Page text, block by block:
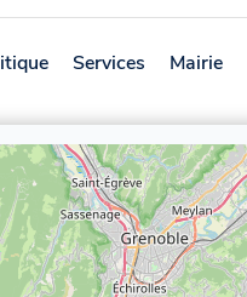
Services Mairie